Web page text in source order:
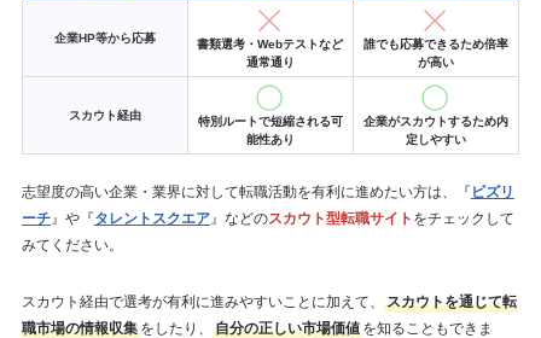
企業HP等から応募
書類選考・Webテストなど
通常通り
誰でも応募できるため倍率
が高い
スカウト経由
特別ルートで短縮される可
能性あり
企業がスカウトするため内
定しやすい
志望度の高い企業・業界に対して転職活動を有利に進めたい方は、『 ビズリ
ーチ』や『タレントスクエア』などのスカウト型転職サイト をチェックして
みてください。
スカウト経由で選考が有利に進みやすいことに加えて、
スカウトを通じて転
職市場の情報収集 をしたり、 自分の正しい市場価値 を知ることもできま